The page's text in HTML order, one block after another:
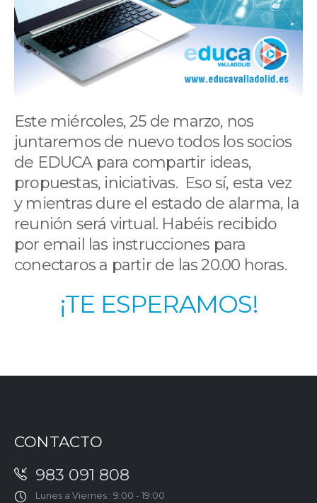
Este miércoles, 25 de marzo, nos
juntaremos de nuevo todos los socios
de EDUCA para compartir ideas,
propuestas, iniciativas. Eso sí, esta vez
y mientras dure el estado de alarma, la
reunión será virtual. Habéis recibido
por email las instrucciones para
conectaros a partir de las 20.00 horas.
¡TE ESPERAMOS!
CONTACTO
983 091 808
Lunes a Viernes : 9:00 - 19:00